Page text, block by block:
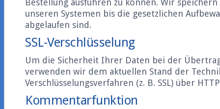
Bestellung ausführen zu können. Wir
unseren Systemen bis die gesetzlichen
abgelaufen sind.
SSL-Verschlüsselung
Um die Sicherheit Ihrer Daten bei der
verwenden wir dem aktuellen Stand der
Verschlüsselungsverfahren (z. B. SSL) über
Kommentarfunktion